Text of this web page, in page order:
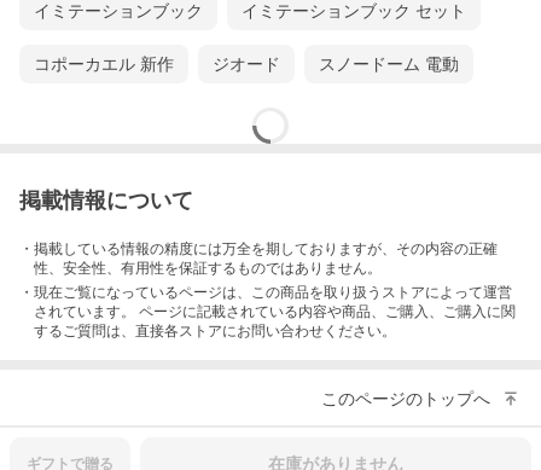
イミテーションブック イミテーションブック セット
コポーカエル 新作 ジオード スノードーム 電動
掲載情報について
・掲載している情報の精度には万全を期しておりますが、その内容の正確
性、安全性、有用性を保証するものではありません。
・現在ご覧になっているページは、この商品を取り扱うストアによって運営
されています。 ページに記載されている内容や商品、ご購入 、ご購入に関
するご質問は、直接各ストアにお問い合わせください。
このページのトップへ
ギフトで贈る 在庫がありません